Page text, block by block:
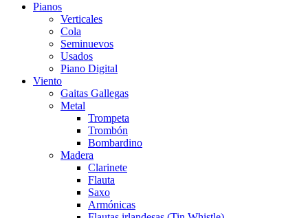
Pianos
Verticales
Cola
Seminuevos
Usados
Piano Digital
Viento
Gaitas Gallegas
Metal
Trompeta
Trombón
Bombardino
Madera
Clarinete
Flauta
Saxo
Armónicas